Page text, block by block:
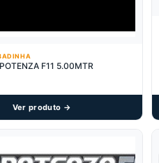
F11 5.00MTR
Ver produto →